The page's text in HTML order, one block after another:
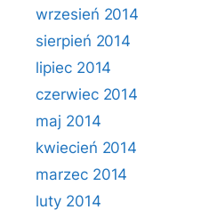
wrzesień 2014
sierpień 2014
lipiec 2014
czerwiec 2014
maj 2014
kwiecień 2014
marzec 2014
luty 2014